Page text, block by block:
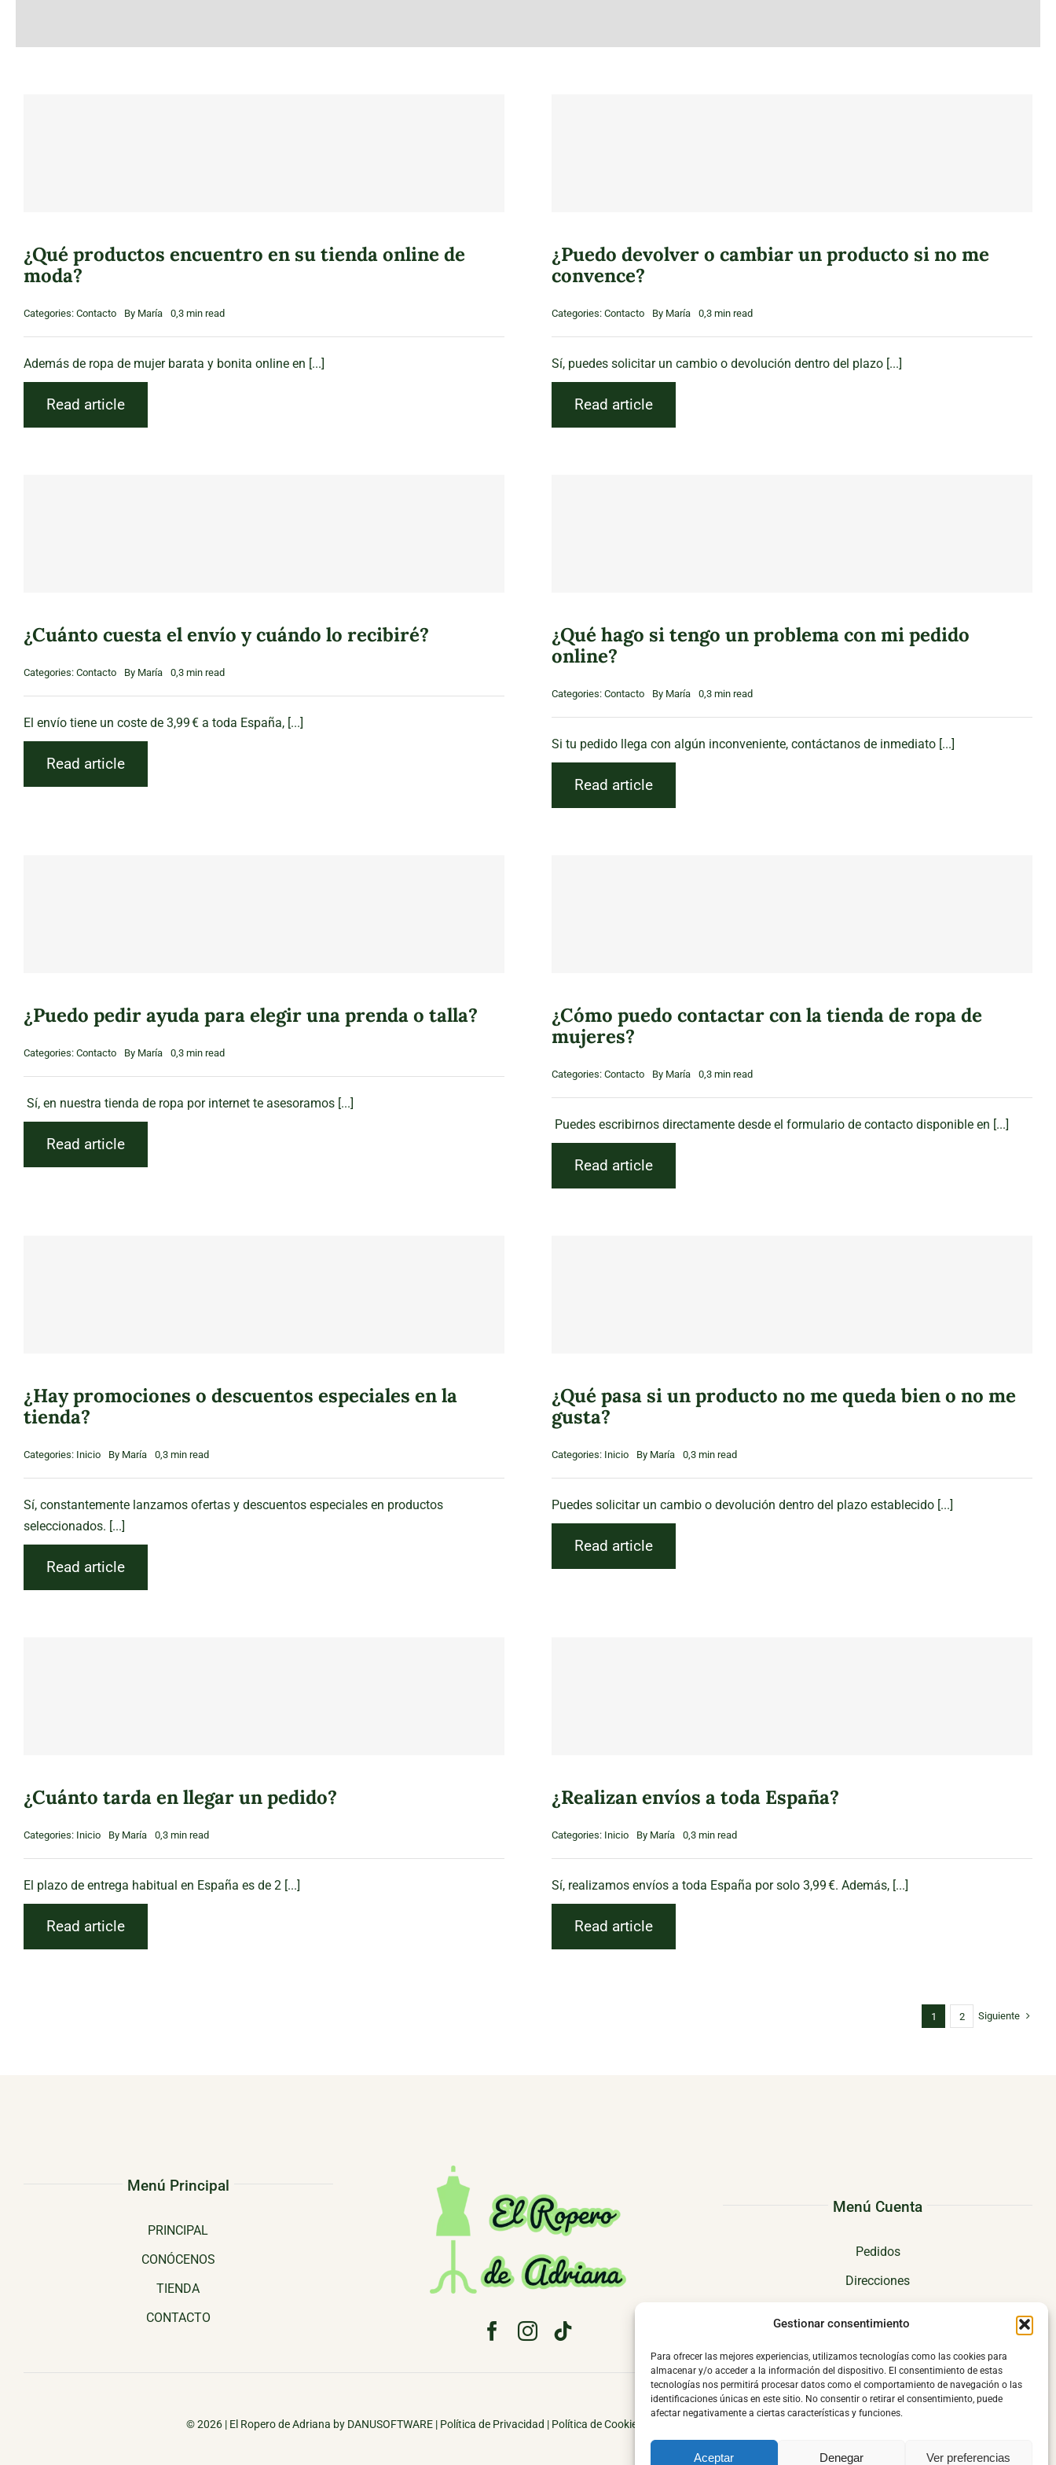
Gestionar consentimiento
Para ofrecer las mejores experiencias, utilizamos tecnologías como las cookies para
almacenar y/o acceder a la información del dispositivo. El consentimiento de estas
tecnologías nos permitirá procesar datos como el comportamiento de navegación o las
identificaciones únicas en este sitio. No consentir o retirar el consentimiento, puede
afectar negativamente a ciertas características y funciones.
Aceptar Denegar Ver preferencias
¿Qué productos encuentro en su tienda online de
moda?
Categories: Contacto By María 0,3 min read
Además de ropa de mujer barata y bonita online en [...]
Read article
¿Puedo devolver o cambiar un producto si no me
convence?
Categories: Contacto By María 0,3 min read
Sí, puedes solicitar un cambio o devolución dentro del plazo [...]
Read article
¿Cuánto cuesta el envío y cuándo lo recibiré?
Categories: Contacto By María 0,3 min read
El envío tiene un coste de 3,99 € a toda España, [...]
Read article
¿Qué hago si tengo un problema con mi pedido
online?
Categories: Contacto By María 0,3 min read
Si tu pedido llega con algún inconveniente, contáctanos de inmediato [...]
Read article
¿Puedo pedir ayuda para elegir una prenda o talla?
Categories: Contacto By María 0,3 min read
Sí, en nuestra tienda de ropa por internet te asesoramos [...]
Read article
¿Cómo puedo contactar con la tienda de ropa de
mujeres?
Categories: Contacto By María 0,3 min read
Puedes escribirnos directamente desde el formulario de contacto disponible en [...]
Read article
¿Hay promociones o descuentos especiales en la
tienda?
Categories: Inicio By María 0,3 min read
Sí, constantemente lanzamos ofertas y descuentos especiales en productos
seleccionados. [...]
Read article
¿Qué pasa si un producto no me queda bien o no me
gusta?
Categories: Inicio By María 0,3 min read
Puedes solicitar un cambio o devolución dentro del plazo establecido [...]
Read article
¿Cuánto tarda en llegar un pedido?
Categories: Inicio By María 0,3 min read
El plazo de entrega habitual en España es de 2 [...]
Read article
¿Realizan envíos a toda España?
Categories: Inicio By María 0,3 min read
Sí, realizamos envíos a toda España por solo 3,99 €. Además, [...]
Read article
1 2 Siguiente
Menú Principal
PRINCIPAL
CONÓCENOS
TIENDA
CONTACTO
Menú Cuenta
Pedidos
Direcciones
© 2026 | El Ropero de Adriana by DANUSOFTWARE | Política de Privacidad | Política de Cookies